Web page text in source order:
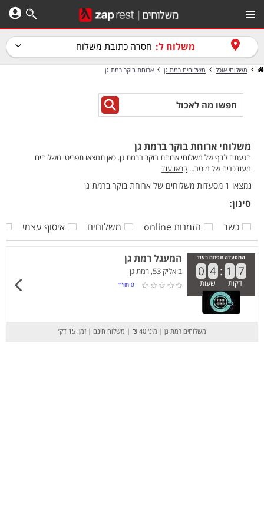
משלוח ל: חסרה כתובת משלוח
משלוחי אוכל משלוחים רמת גן ארוחת בוקר רמת גן
משלוחי ארוחת בוקר ברמת גן
הגעתם לדף של משלוחי ארוחת בוקר ברמת גן. כאן תמצאו תפריטי משלוחים
מעודכנים של מיטב... קראו עוד
נמצאו 1 מסעדות משלוחים של ארוחת בוקר ברמת גן
סינון:
כשר
הזמנות online משלוחים איסוף עצמי
המסעדה תפתח בעוד
0 4 : 1 7
דקות שעות
המעגל רמת גן
ביאליק 53, רמת גן
0 חוו”ד
משלוחים רמת גן | מינ' 40 ₪ | משלוח חינם | זמן: 15 דק’